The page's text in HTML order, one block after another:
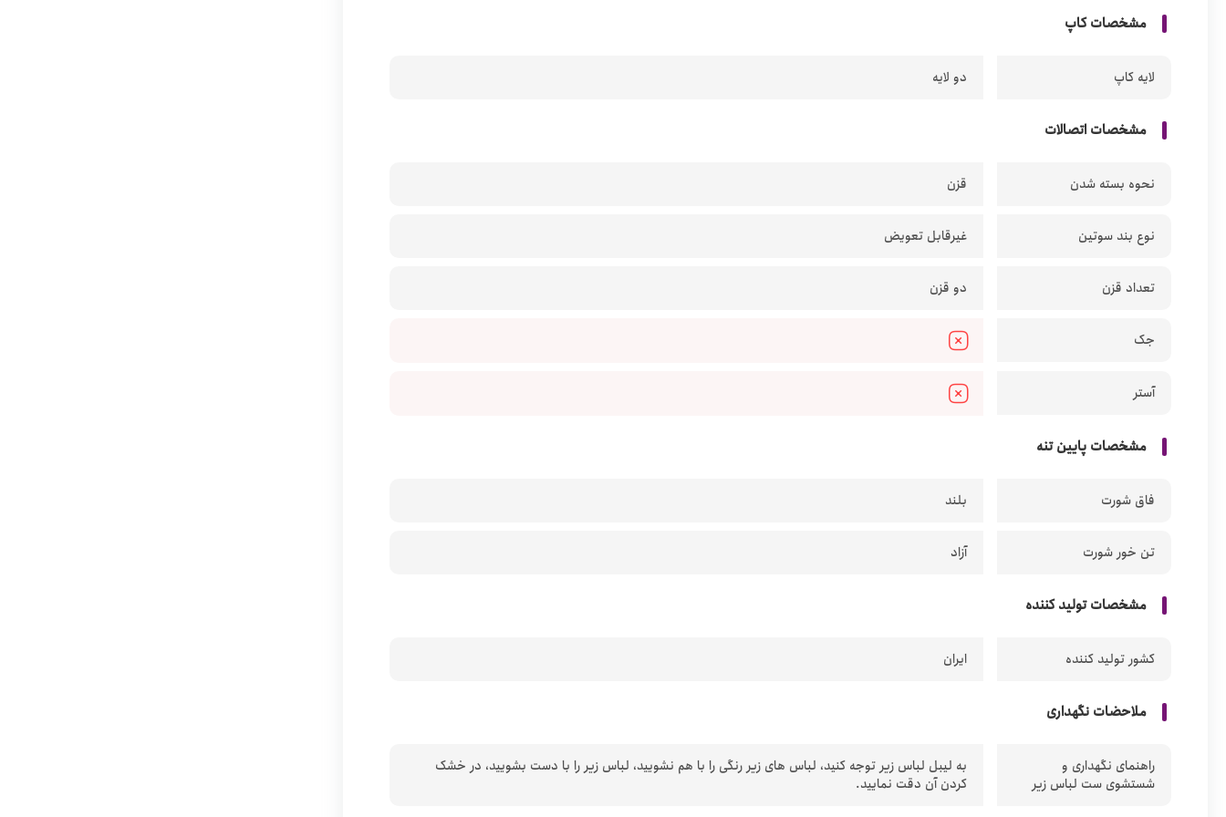
مشخصات کاپ
لایه کاپ دو لایه
مشخصات اتصالات
نحوه بسته شدن قزن
نوع بند سوتین غیرقابل تعویض
تعداد قزن دو قزن
جک
آستر
مشخصات پایین تنه
فاق شورت بلند
تن خور شورت آزاد
مشخصات تولید کننده
کشور تولید کننده ایران
ملاحضات نگهداری
راهنمای نگهداری و
شستشوی ست لباس زیر
به لیبل لباس زیر توجه کنید، لباس های زیر رنگی را با هم نشویید، لباس زیر را با دست بشویید، در خشک
کردن آن دقت نمایید.